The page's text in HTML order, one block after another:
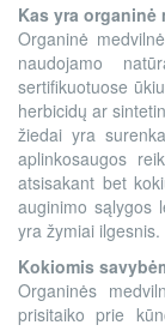
Kas yra organinė
Organinė
naudojamo
sertifikuotuose
herbicidų ar
žiedai yra
aplinkosaugos
atsisakant bet
auginimo sąlygos
yra žymiai ilgesnis.
Kokiomis
Organinės
prisitaiko prie